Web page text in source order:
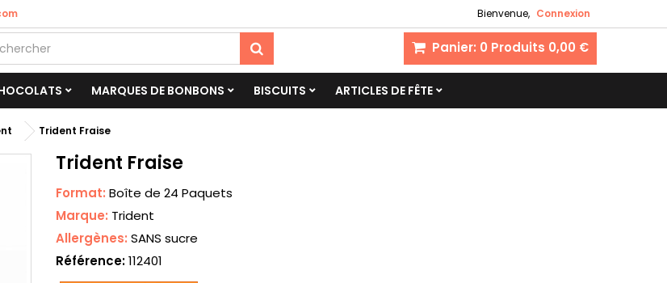
Bienvenue, Connexion
Panier: 0 Produits 0,00 €
MARQUES DE BONBONS BISCUITS ARTICLES DE FÊTE
Trident Fraise
Trident Fraise
Format:Boîte de 24 Paquets
Marque: Trident
Allergènes:SANS sucre
Référence: 112401